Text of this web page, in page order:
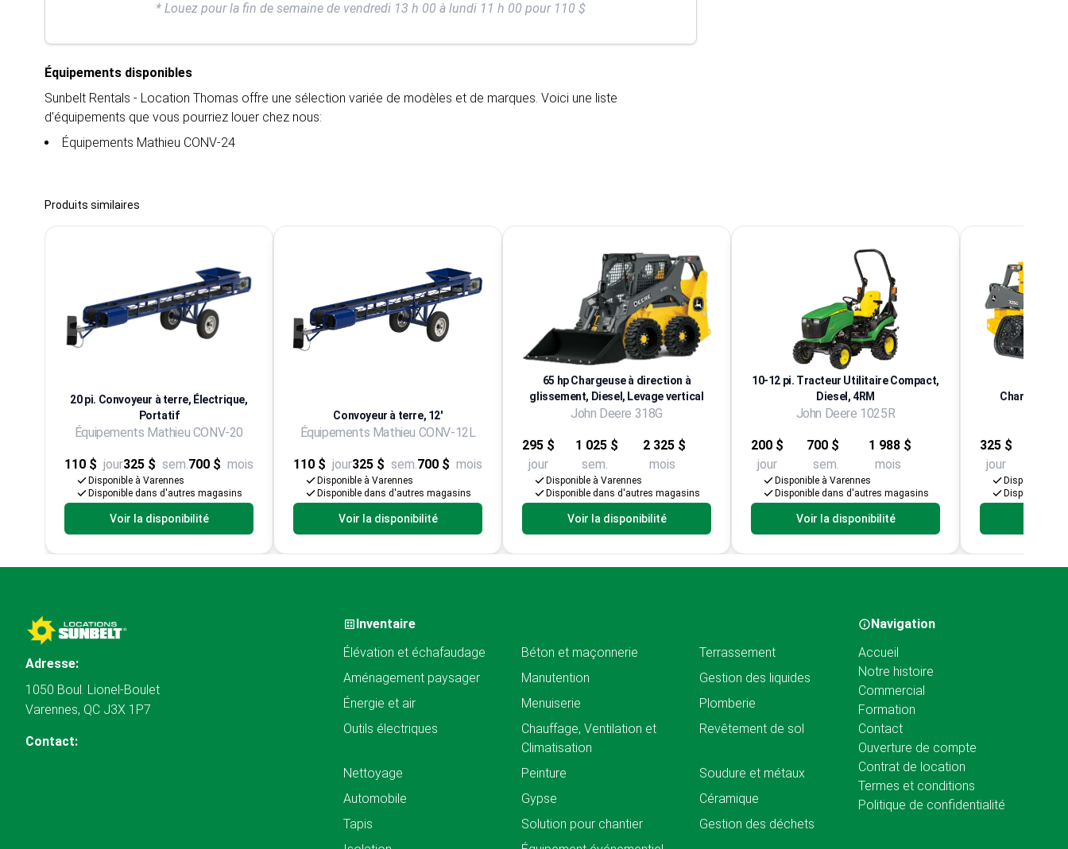
* Louez pour la fin de semaine de vendredi 13 h 00 à lundi 11 h 00 pour 110 $
Équipements disponibles
Sunbelt Rentals - Location Thomas offre une sélection variée de modèles et de marques. Voici une liste
d'équipements que vous pourriez louer chez nous:
Équipements Mathieu CONV-24
Produits similaires
20 pi. Convoyeur à terre, Électrique,
Portatif
Équipements Mathieu CONV-20
110 $ jour325 $ sem.700 $ mois
Disponible à Varennes
Disponible dans d'autres magasins
Voir la disponibilité
Convoyeur à terre, 12'
Équipements Mathieu CONV-12L
110 $ jour325 $ sem.700 $ mois
Disponible à Varennes
Disponible dans d'autres magasins
Voir la disponibilité
65 hp Chargeuse à direction à
glissement, Diesel, Levage vertical
John Deere 318G
295 $
jour
1 025 $
sem.
2 325 $
mois
Disponible à Varennes
Disponible dans d'autres magasins
Voir la disponibilité
10-12 pi. Tracteur Utilitaire Compact,
Diesel, 4RM
John Deere 1025R
200 $
jour
700 $
sem.
1 988 $
mois
Disponible à Varennes
Disponible dans d'autres magasins
Voir la disponibilité
Chargeur
325 $
jour
Disponible à
Disponible
Adresse:
1050 Boul. Lionel-Boulet
Varennes, QC J3X 1P7
Contact:
Inventaire
Élévation et échafaudage
Béton et maçonnerie
Terrassement
Aménagement paysager
Manutention
Gestion des liquides
Énergie et air
Menuiserie
Plomberie
Outils électriques
Chauffage, Ventilation et
Climatisation
Revêtement de sol
Nettoyage Peinture
Soudure et métaux
Automobile
Gypse
Céramique
Tapis
Solution pour chantier
Gestion des déchets
Navigation
Accueil
Notre histoire
Commercial
Formation
Contact
Ouverture de compte
Contrat de location
Termes et conditions
Politique de confidentialité